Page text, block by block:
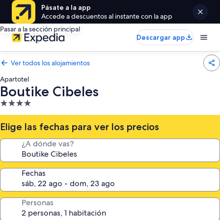
Pásate a la app
Accede a descuentos al instante con la app
Pasar a la sección principal
Descargar app
Ver todos los alojamientos
Apartotel
Boutike Cibeles
Alojamiento
de
4.0 estrellas
Elige las fechas para ver los precios
¿A dónde vas?
Fechas
Personas